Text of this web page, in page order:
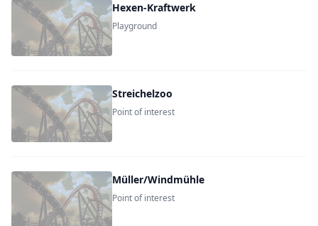
Hexen-Kraftwerk
Playground
Streichelzoo
Point of interest
Müller/Windmühle
Point of interest